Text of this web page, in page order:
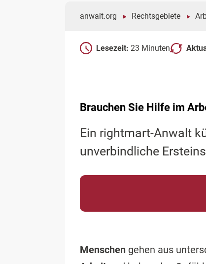
anwalt.org Rechtsgebiete
Lesezeit: 23 Minuten
Brauchen Sie Hilfe im
Ein rightmart-Anwalt
unverbindliche
Menschen gehen aus